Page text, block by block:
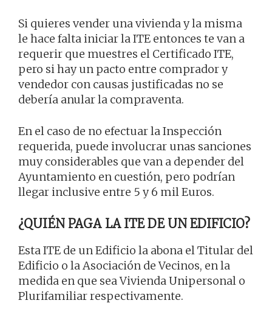
Si quieres vender una vivienda y la misma
le hace falta iniciar la ITE entonces te van a
requerir que muestres el Certificado ITE,
pero si hay un pacto entre comprador y
vendedor con causas justificadas no se
debería anular la compraventa.
En el caso de no efectuar la Inspección
requerida, puede involucrar unas sanciones
muy considerables que van a depender del
Ayuntamiento en cuestión, pero podrían
llegar inclusive entre 5 y 6 mil Euros.
¿QUIÉN PAGA LA ITE DE UN EDIFICIO?
Esta ITE de un Edificio la abona el Titular del
Edificio o la Asociación de Vecinos, en la
medida en que sea Vivienda Unipersonal o
Plurifamiliar respectivamente.